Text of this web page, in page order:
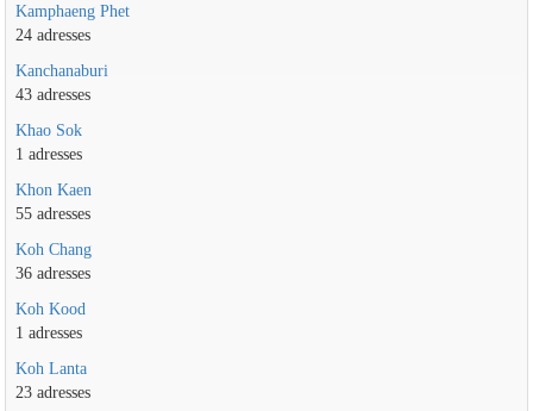
Kamphaeng Phet
24 adresses
Kanchanaburi
43 adresses
Khao Sok
1 adresses
Khon Kaen
55 adresses
Koh Chang
36 adresses
Koh Kood
1 adresses
Koh Lanta
23 adresses